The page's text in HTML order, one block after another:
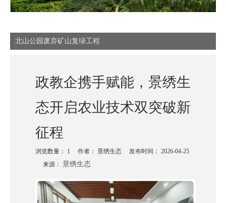
北山公园废弃矿山复绿工程
政教企携手赋能，景绣生
态开启农业技术双突破新
征程
浏览数量： 1
作者： 景绣生态 发布时间： 2026-04-25
来源： 景绣生态
["wechat","weibo","qzone","douban","email"]